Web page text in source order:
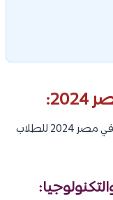
سنتعرف فيما يلي على اسعار جامعات خاصة في مصر 2024 للطلاب
: